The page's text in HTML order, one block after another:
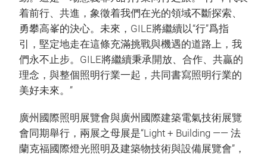
着前行、共進，象徵着我們在光的領域不斷探索、
勇攀高峯的決心。未來，GILE將繼續以“行”爲指
引，堅定地走在這條充滿挑戰與機遇的道路上，我
們永不止步。GILE將繼續秉承開放、合作、共贏的
理念，與整個照明行業一起，共同書寫照明行業的
美好未來。”
廣州國際照明展覽會與廣州國際建築電氣技術展覽
會同期舉行，兩展之母展是“Light + Building —— 法
蘭克福國際燈光照明及建築物技術與設備展覽會”，